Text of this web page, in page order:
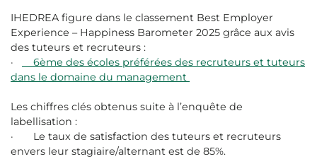
IHEDREA figure dans le classement Best Employer
Experience – Happiness Barometer 2025 grâce aux avis
des tuteurs et recruteurs :
·
6ème des écoles préférées des recruteurs et tuteurs
dans le domaine du management
Les chiffres clés obtenus suite à l’enquête de
labellisation :
· Le taux de satisfaction des tuteurs et recruteurs
envers leur stagiaire/alternant est de 85%.